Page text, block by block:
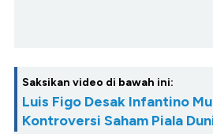
Saksikan video di bawah ini:
Luis Figo Desak Infantino
Kontroversi Saham Piala